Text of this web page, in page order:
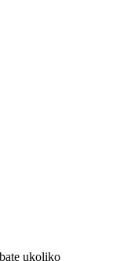
ukoliko